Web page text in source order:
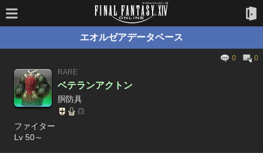
エオルゼアデータベース
0
0
RARE
ベテランアクトン
胴防具
ファイター
Lv 50～